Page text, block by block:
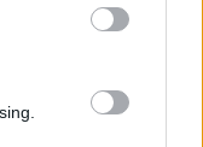
este sitio web o